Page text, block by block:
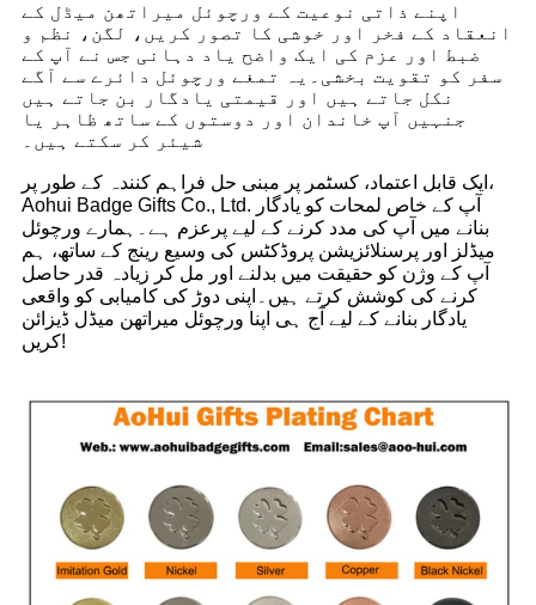
اپنے ذاتی نوعیت کے ورچوئل میراتھن میڈل کے
انعقاد کے فخر اور خوشی کا تصور کریں، لگن، نظم و
ضبط اور عزم کی ایک واضح یاد دہانی جس نے آپ کے
سفر کو تقویت بخشی۔یہ تمغے ورچوئل دائرے سے آگے
نکل جاتے ہیں اور قیمتی یادگار بن جاتے ہیں
جنہیں آپ خاندان اور دوستوں کے ساتھ ظاہر یا
شیئر کر سکتے ہیں۔
ایک قابل اعتماد، کسٹمر پر مبنی حل فراہم کنندہ کے طور پر،
Aohui Badge Gifts Co., Ltd. آپ کے خاص لمحات کو یادگار
بنانے میں آپ کی مدد کرنے کے لیے پرعزم ہے۔ہمارے ورچوئل
میڈلز اور پرسنلائزیشن پروڈکٹس کی وسیع رینج کے ساتھ، ہم
آپ کے وژن کو حقیقت میں بدلنے اور مل کر زیادہ قدر حاصل
کرنے کی کوشش کرتے ہیں۔اپنی دوڑ کی کامیابی کو واقعی
یادگار بنانے کے لیے آج ہی اپنا ورچوئل میراتھن میڈل ڈیزائن
کریں!